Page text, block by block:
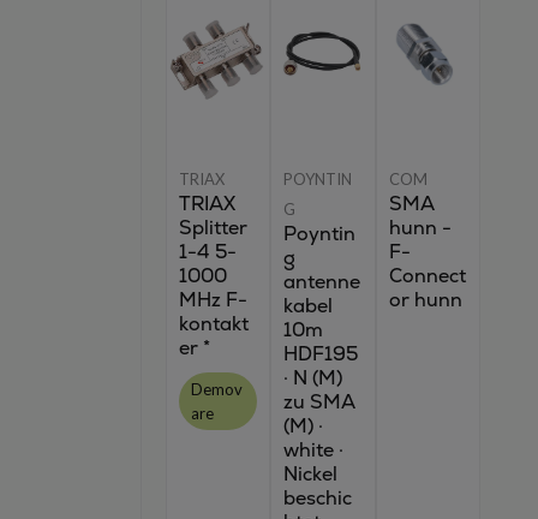
TRIAX
TRIAX
Splitter
1-4 5-
1000
MHz F-
kontakt
er *
Demov
are
POYNTIN
G
Poyntin
g
antenne
kabel
10m
HDF195
· N (M)
zu SMA
(M) ·
white ·
Nickel
beschic
COM
SMA
hunn -
F-
Connect
or hunn